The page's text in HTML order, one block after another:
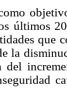
últimos
que
la
del